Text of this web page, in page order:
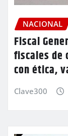
NACIONAL
Fiscal
fiscales de
con ética,
Clave300